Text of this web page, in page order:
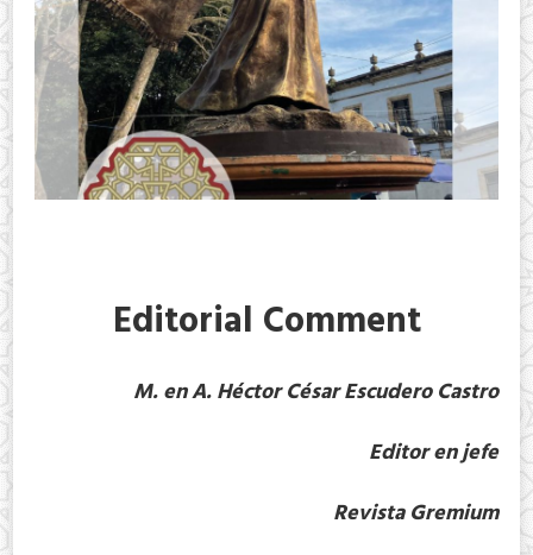
Editorial Comment
M. en A. Héctor César Escudero Castro
Editor en jefe
Revista Gremium